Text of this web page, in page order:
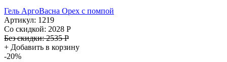
Гель АргоВасна Орех с помпой
Артикул: 1219
Со скидкой: 2028 Р
Без скидки:2535 Р
+ Добавить в корзину
-20%